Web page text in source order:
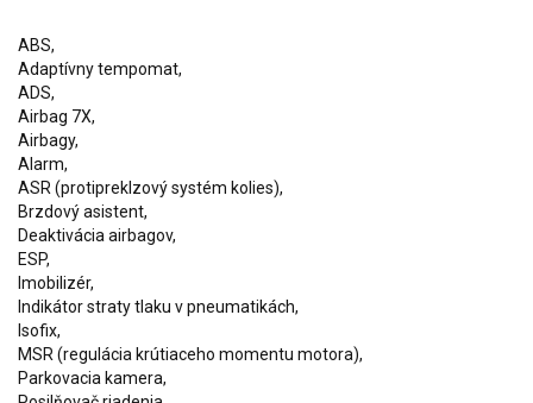
ABS,
Adaptívny tempomat,
ADS,
Airbag 7X,
Airbagy,
Alarm,
ASR (protipreklzový systém kolies),
Brzdový asistent,
Deaktivácia airbagov,
ESP,
Imobilizér,
Indikátor straty tlaku v pneumatikách,
Isofix,
MSR (regulácia krútiaceho momentu motora),
Parkovacia kamera,